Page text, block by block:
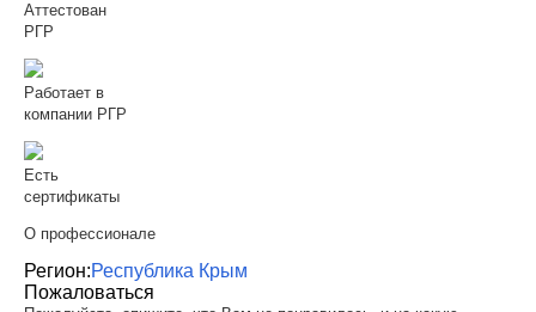
Аттестован
РГР
Работает в
компании РГР
Есть
сертификаты
О профессионале
Регион:Республика Крым
Пожаловаться